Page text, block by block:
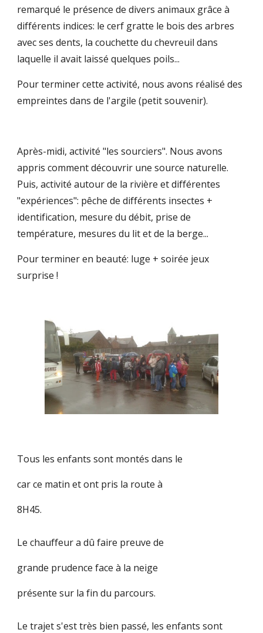
remarqué le présence de divers animaux grâce à
différents indices: le cerf gratte le bois des arbres
avec ses dents, la couchette du chevreuil dans
laquelle il avait laissé quelques poils...
Pour terminer cette activité, nous avons réalisé des
empreintes dans de l'argile (petit souvenir).
Après-midi, activité "les sourciers". Nous avons
appris comment découvrir une source naturelle.
Puis, activité autour de la rivière et différentes
"expériences": pêche de différents insectes +
identification, mesure du débit, prise de
température, mesures du lit et de la berge...
Pour terminer en beauté: luge + soirée jeux
surprise !
Tous les enfants sont montés dans le
car ce matin et ont pris la route à
8H45.
Le chauffeur a dû faire preuve de
grande prudence face à la neige
présente sur la fin du parcours.
Le trajet s'est très bien passé, les enfants sont